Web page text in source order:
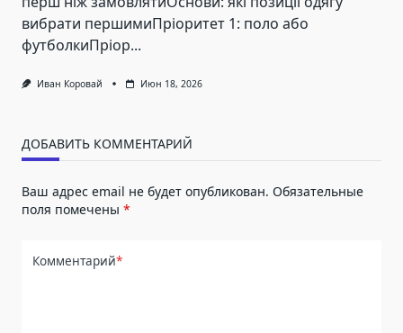
вибрати першимиПріоритет 1: поло або
футболкиПріор...
Иван Коровай Июн 18, 2026
ДОБАВИТЬ КОММЕНТАРИЙ
Ваш адрес email не будет опубликован. Обязательные
поля помечены *
Комментарий*